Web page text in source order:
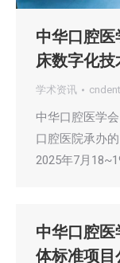
中华口腔
床数字化
学术资讯 cndent
中华口腔医学
口腔医院承办
2025年7月
中华口腔医
体标准项